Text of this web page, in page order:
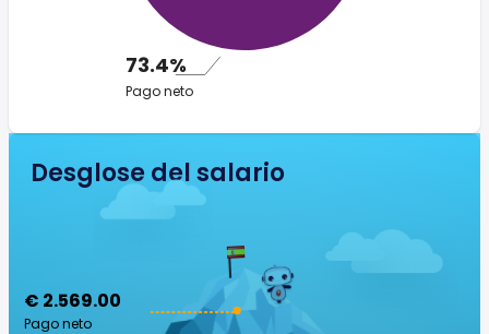
73.4%
Pago neto
Desglose del salario
€ 2.569.00
Pago neto